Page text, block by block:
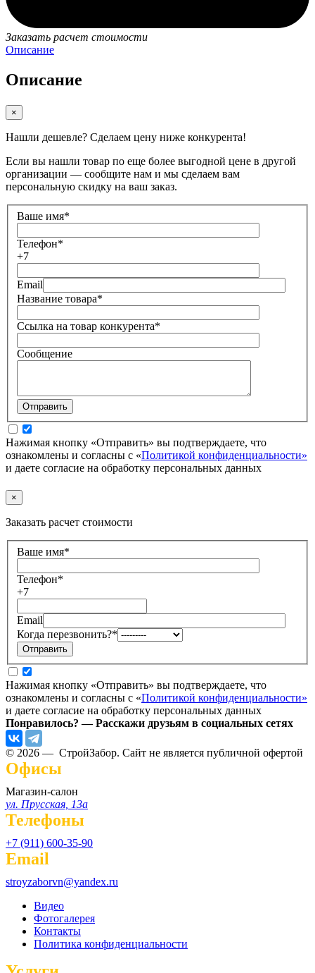
Заказать расчет стоимости
Описание
Описание
×
Нашли дешевле? Сделаем цену ниже конкурента!
Если вы нашли товар по еще более выгодной цене в другой
организации — сообщите нам и мы сделаем вам
персональную скидку на ваш заказ.
Ваше имя*
Телефон*
+7
Email
Название товара*
Ссылка на товар конкурента*
Сообщение
Нажимая кнопку «Отправить» вы подтверждаете, что
ознакомлены и согласны с «Политикой конфиденциальности»
и даете согласие на обработку персональных данных
×
Заказать расчет стоимости
Ваше имя*
Телефон*
+7
Email
Когда перезвонить?*
Нажимая кнопку «Отправить» вы подтверждаете, что
ознакомлены и согласны с «Политикой конфиденциальности»
и даете согласие на обработку персональных данных
Понравилось? — Расскажи друзьям в социальных сетях
© 2026 — СтройЗабор. Сайт не является публичной офертой
Офисы
Магазин-салон
ул. Прусская, 13а
Телефоны
+7 (911) 600-35-90
Email
stroyzaborvn@yandex.ru
Видео
Фотогалерея
Контакты
Политика конфиденциальности